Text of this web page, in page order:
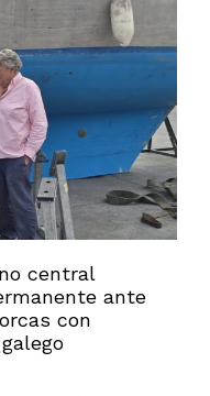
central
ante
con